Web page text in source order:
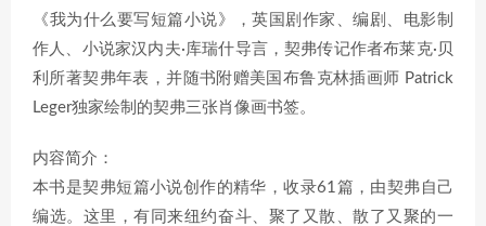
《我为什么要写短篇小说》，英国剧作家、编剧、电影制
作人、小说家汉内夫·库瑞什导言，契弗传记作者布莱克·贝
利所著契弗年表，并随书附赠美国布鲁克林插画师 Patrick
Leger独家绘制的契弗三张肖像画书签。
内容简介：
本书是契弗短篇小说创作的精华，收录61篇，由契弗自己
编选。这里，有同来纽约奋斗、聚了又散、散了又聚的一